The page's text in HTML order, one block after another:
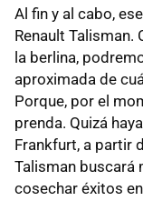
Al fin y al cabo,
Renault
la berlina,
aproximada de
Porque, por el
prenda. Quizá
Frankfurt, a partir
Talisman buscará
cosechar éxitos